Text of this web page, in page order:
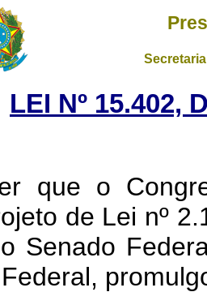
LEI Nº 15.402,
que o
de Lei nº
Senado